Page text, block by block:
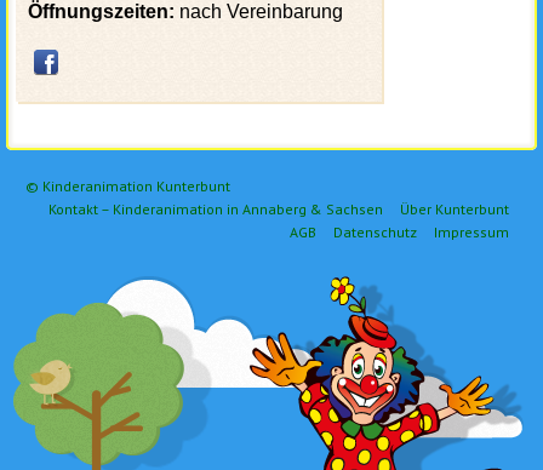
Öffnungszeiten: nach Vereinbarung
© Kinderanimation Kunterbunt
Über Kunterbunt
Kontakt – Kinderanimation in Annaberg & Sachsen
Impressum
Datenschutz
AGB